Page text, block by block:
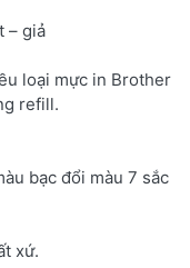
– giả
loại mực in Brother
refill.
bạc đổi màu 7 sắc
xứ.